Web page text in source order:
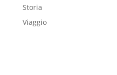
Storia
Viaggio